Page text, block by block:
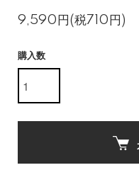
9,590円(税710円)
購入数